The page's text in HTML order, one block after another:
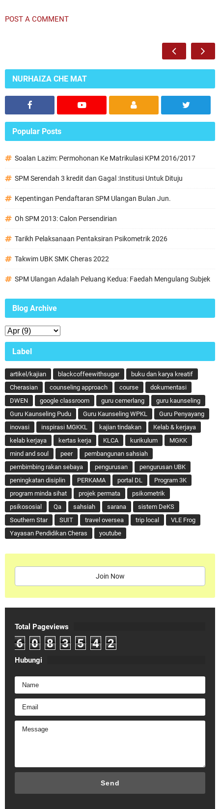
POST A COMMENT
NURHAIZA CHE MAT
Popular Posts
Soalan Lazim: Permohonan Ke Matrikulasi KPM 2016/2017
SPM Serendah 3 kredit dan Gagal :Institusi Untuk Dituju
Kepentingan Pendaftaran SPM Ulangan Bulan Jun.
Oh SPM 2013: Calon Persendirian
Tarikh Pelaksanaan Pentaksiran Psikometrik 2026
Takwim UBK SMK Cheras 2022
SPM Ulangan Adalah Peluang Kedua: Faedah Mengulang Subjek
Blog Archive
Label
artikel/kajian blackcoffeewithsugar
buku dan karya kreatif
Cherasian
counseling approach course
dokumentasi
DWEN
google classroom guru cemerlang
guru kaunseling
Guru Kaunseling Pudu
Guru Kaunseling WPKL
Guru Penyayang
inovasi
inspirasi MGKKL kajian tindakan
Kelab & kerjaya
kelab kerjaya
kertas kerja KLCA kurikulum
MGKK
mind and soul
peer
pembangunan sahsiah
pembimbing rakan sebaya
pengurusan
pengurusan UBK
peningkatan disiplin
PERKAMA portal DL
Program 3K
program minda sihat
projek permata
psikometrik
psikososial
Qa sahsiah sarana
sistem DeKS
Southern Star
SUIT travel oversea trip local
VLE Frog
Yayasan Pendidikan Cheras
youtube
Join Now
Total Pageviews
6 0 8 3 5 4 2
Hubungi